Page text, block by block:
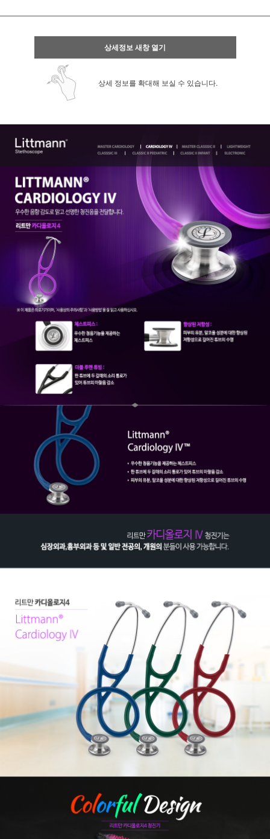
상세정보 새창 열기
상세 정보를 확대해 보실 수 있습니다.